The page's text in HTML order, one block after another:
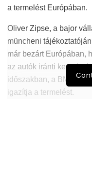
a termelést Európában.
Oliver Zipse, a bajor
müncheni
már bezárt Európában,
az autók iránti kereslet
időszakban, a BMW
igazítja a termelést.